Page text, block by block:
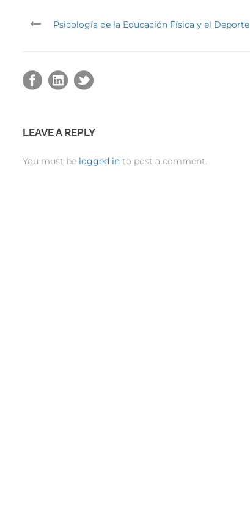
Psicología de la Educación Física y el Deporte
LEAVE A REPLY
You must be logged in to post a comment.